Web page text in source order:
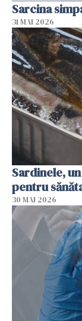
Sarcina
31 MAI 2026
Sardinele,
pentru
30 MAI 2026